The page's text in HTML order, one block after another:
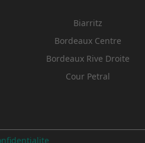
Biarritz
Bordeaux Centre
Bordeaux Rive Droite
Cour Petral